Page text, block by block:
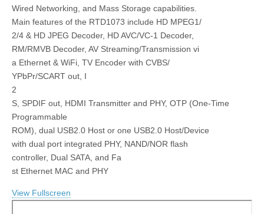
Wired Networking, and Mass Storage capabilities.
Main features of the RTD1073 include HD MPEG1/
2/4 & HD JPEG Decoder, HD AVC/VC-1 Decoder,
RM/RMVB Decoder, AV Streaming/Transmission vi
a Ethernet & WiFi, TV Encoder with CVBS/
YPbPr/SCART out, I
2
S, SPDIF out, HDMI Transmitter and PHY, OTP (One-Time
Programmable
ROM), dual USB2.0 Host or one USB2.0 Host/Device
with dual port integrated PHY, NAND/NOR flash
controller, Dual SATA, and Fa
st Ethernet MAC and PHY
View Fullscreen